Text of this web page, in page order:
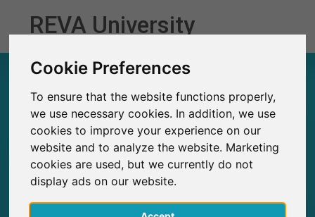
Cookie Preferences
To ensure that the website functions properly,
we use necessary cookies. In addition, we use
cookies to improve your experience on our
website and to analyze the website. Marketing
cookies are used, but we currently do not
display ads on our website.
REVA University
REVA UNIVERSITY – EN UN COUP D'ŒIL
0
Études publiées jusqu'à présent sur
SurveyCircle
0
Études récemment publiées sur
SurveyCircle
Explorer la recherche
FAQ
S'inscrire gratuitement
S'inscrire